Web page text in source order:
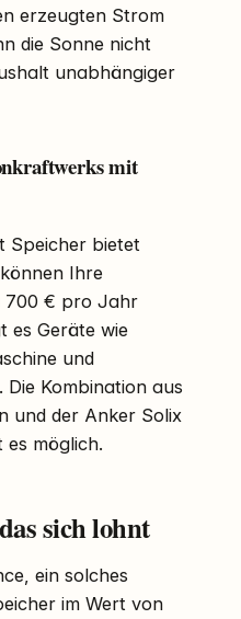
erzeugten Strom
die Sonne nicht
unabhängiger
mit
Speicher bietet
Ihre
700 € pro Jahr
es Geräte wie
und
Die Kombination aus
und der Anker Solix
möglich.
sich lohnt
ein solches
im Wert von